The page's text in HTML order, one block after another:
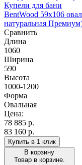
Купели для бани
BentWood 59х106
натуральная
Сравнить
Длина
1060
Ширина
590
Высота
1000-1200
Форма
Овальная
Цена:
78 885 р.
83 160 р.
Купить в 1 клик
В корзину
Товар в корзине.